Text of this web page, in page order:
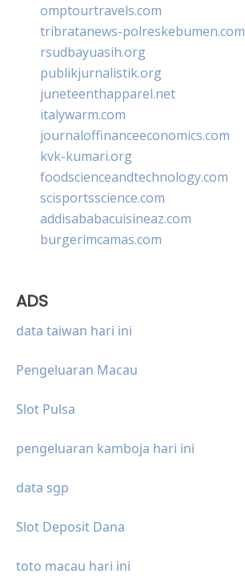
omptourtravels.com
tribratanews-polreskebumen.com
rsudbayuasih.org
publikjurnalistik.org
juneteenthapparel.net
italywarm.com
journaloffinanceeconomics.com
kvk-kumari.org
foodscienceandtechnology.com
scisportsscience.com
addisababacuisineaz.com
burgerimcamas.com
ADS
data taiwan hari ini
Pengeluaran Macau
Slot Pulsa
pengeluaran kamboja hari ini
data sgp
Slot Deposit Dana
toto macau hari ini